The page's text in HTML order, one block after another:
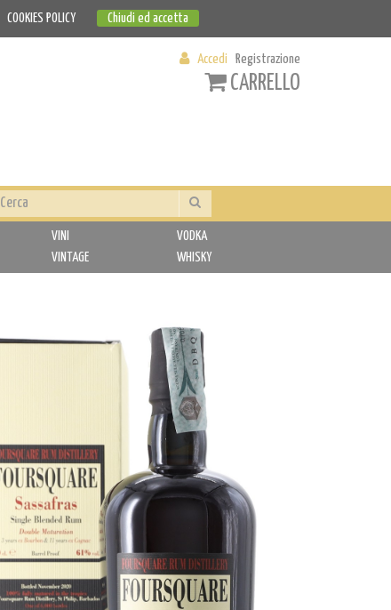
Accedi Registrazione
CARRELLO
VINI
VINTAGE
VODKA
WHISKY
COOKIES POLICY Chiudi ed accetta